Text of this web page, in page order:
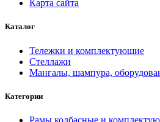
Карта сайта
Каталог
Тележки и комплектующие
Стеллажи
Мангалы, шампура,
Категории
Рамы колбасные и